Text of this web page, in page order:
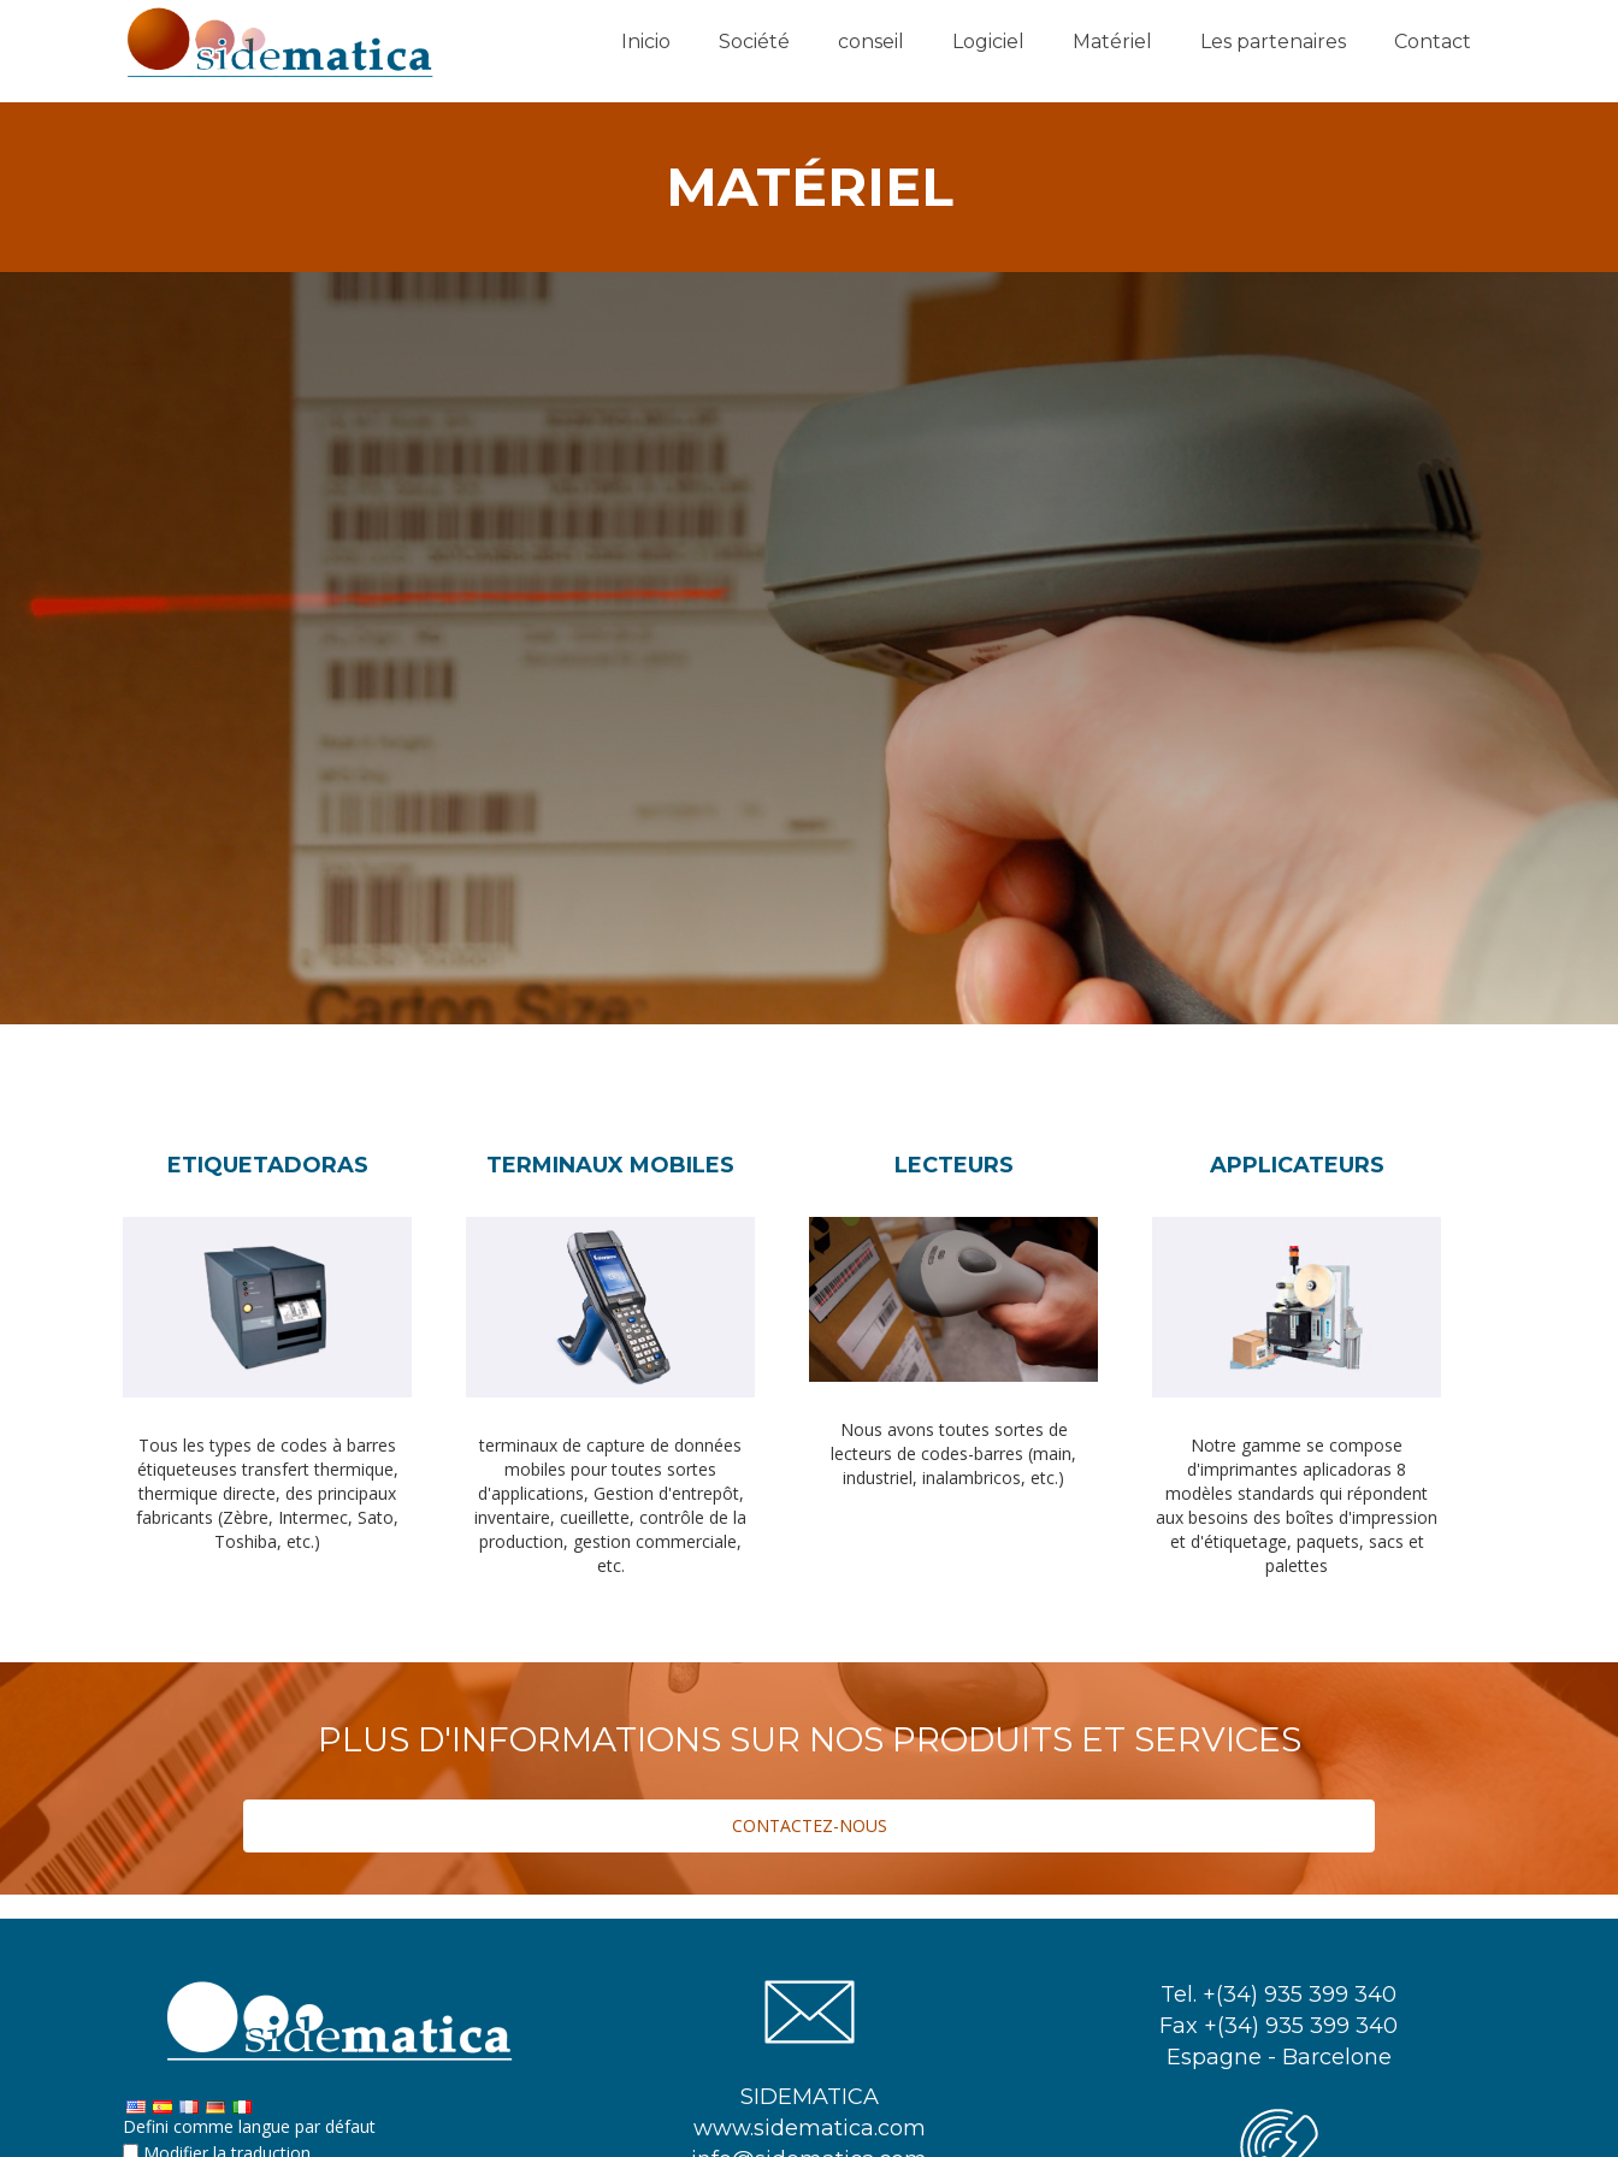
Inicio Société conseil Logiciel Matériel Les partenaires Contact
MATÉRIEL
ETIQUETADORAS
Tous les types de codes à barres
étiqueteuses transfert thermique,
thermique directe, des principaux
fabricants (Zèbre, Intermec, Sato,
Toshiba, etc.)
TERMINAUX MOBILES
terminaux de capture de données
mobiles pour toutes sortes
d'applications, Gestion d'entrepôt,
inventaire, cueillette, contrôle de la
production, gestion commerciale,
etc.
LECTEURS
Nous avons toutes sortes de
lecteurs de codes-barres (main,
industriel, inalambricos, etc.)
APPLICATEURS
Notre gamme se compose
d'imprimantes aplicadoras 8
modèles standards qui répondent
aux besoins des boîtes d'impression
et d'étiquetage, paquets, sacs et
palettes
PLUS D'INFORMATIONS SUR NOS PRODUITS ET SERVICES
CONTACTEZ-NOUS
Defini comme langue par défaut
Modifier la traduction
SIDEMATICA
www.sidematica.com
Tel. +(34) 935 399 340
Fax +(34) 935 399 340
Espagne - Barcelone